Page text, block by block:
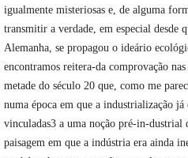
igualmente misteriosas e, de alguma
transmitir a verdade, em especial desde
Alemanha, se propagou o ideário
encontramos reitera-da comprovação
metade do século 20 que, como me
numa época em que a industrialização
vinculadas3 a uma noção pré-in-dustrial
paisagem em que a indústria era ainda